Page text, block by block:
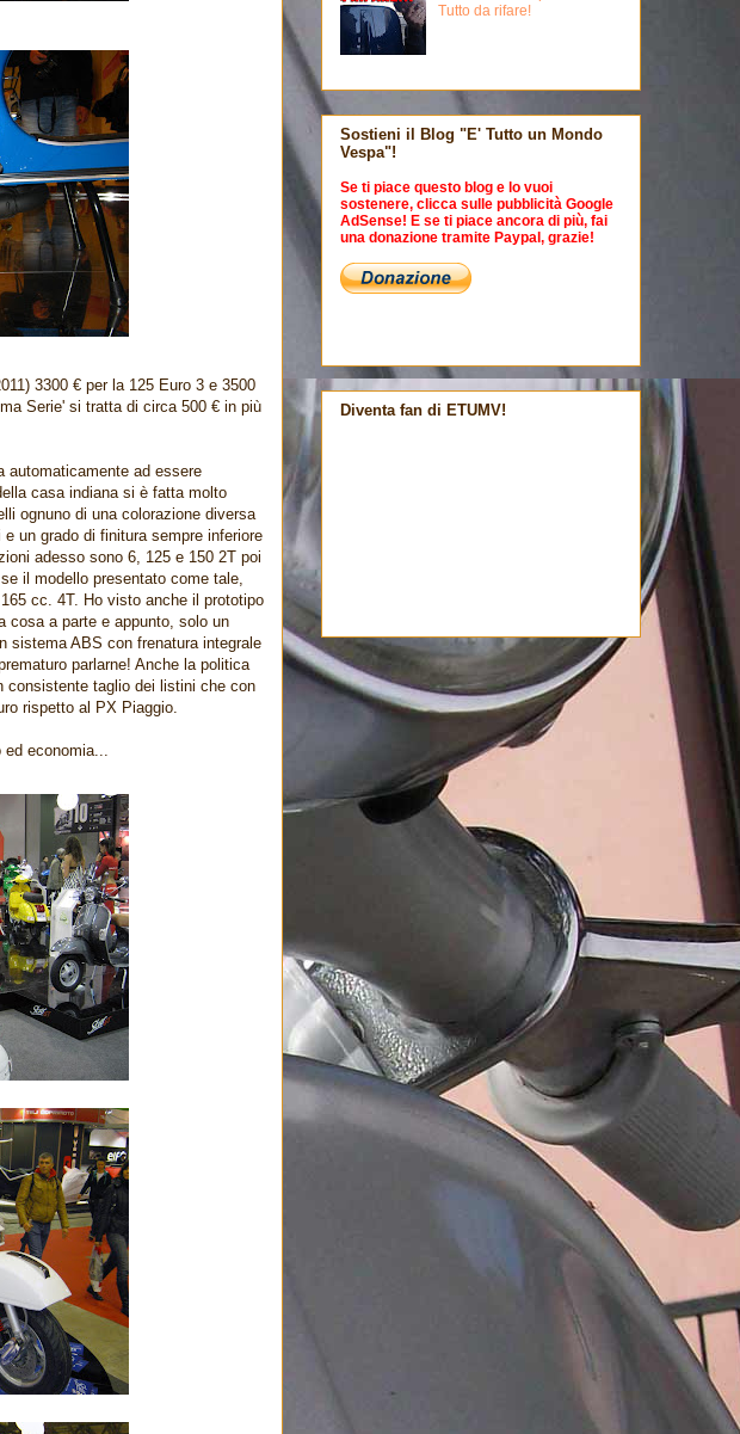
3300 € per la 125 Euro 3 e 3500
Serie' si tratta di circa 500 € in più
automaticamente ad essere
casa indiana si è fatta molto
ognuno di una colorazione diversa
un grado di finitura sempre inferiore
adesso sono 6, 125 e 150 2T poi
il modello presentato come tale,
cc. 4T. Ho visto anche il prototipo
cosa a parte e appunto, solo un
sistema ABS con frenatura integrale
parlarne! Anche la politica
consistente taglio dei listini che con
rispetto al PX Piaggio.
ed economia...
Tutto da rifare!
Sostieni il Blog "E' Tutto un Mondo
Vespa"!
Se ti piace questo blog e lo vuoi
sostenere, clicca sulle pubblicità Google
AdSense! E se ti piace ancora di più, fai
una donazione tramite Paypal, grazie!
Diventa fan di ETUMV!